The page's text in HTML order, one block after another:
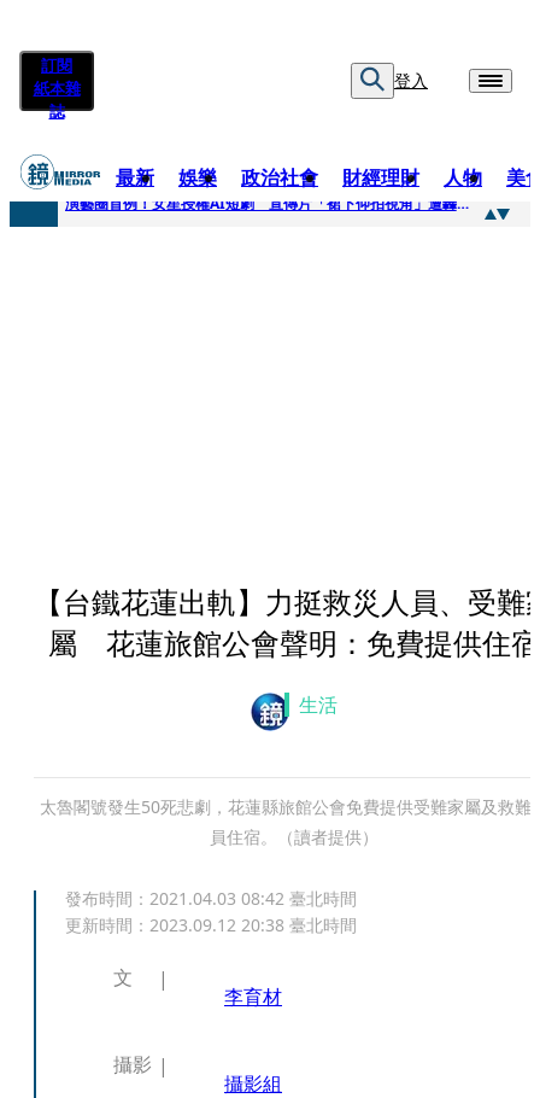
訂閱
紙本雜
誌
登入
最新 娛樂 政治社會 財經理財 人物 美
快訊
演藝圈首例！女星授權AI短劇 宣傳片「裙下仰拍視角」遭轟擦邊：自降身價
【台鐵花蓮出軌】力挺救災人員、受難
屬 花蓮旅館公會聲明：免費提供住宿
生活
太魯閣號發生50死悲劇，花蓮縣旅館公會免費提供受難家屬及救難
員住宿。（讀者提供）
發布時間： 2021.04.03 08:42 臺北時間
更新時間： 2023.09.12 20:38 臺北時間
文
李育材
攝影
攝影組